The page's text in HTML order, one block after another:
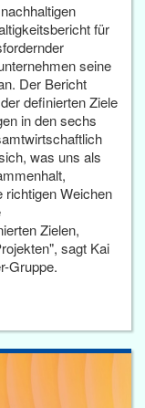
für
seine
Der Bericht
definierten Ziele
in den sechs
was uns als
richtigen Weichen
Zielen,
sagt Kai
Gruppe.